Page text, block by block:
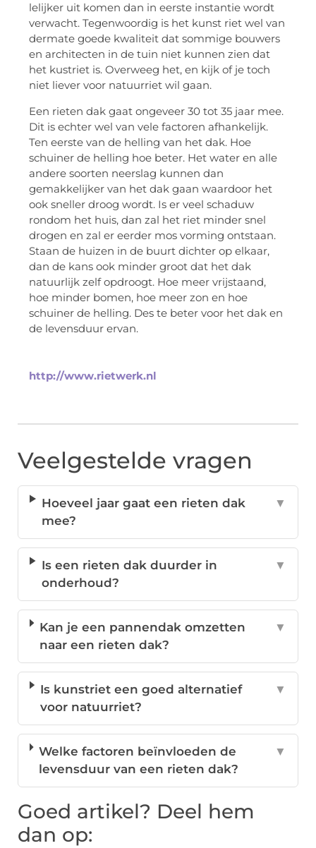
lelijker uit komen dan in eerste instantie wordt
verwacht. Tegenwoordig is het kunst riet wel van
dermate goede kwaliteit dat sommige bouwers
en architecten in de tuin niet kunnen zien dat
het kustriet is. Overweeg het, en kijk of je toch
niet liever voor natuurriet wil gaan.
Een rieten dak gaat ongeveer 30 tot 35 jaar mee.
Dit is echter wel van vele factoren afhankelijk.
Ten eerste van de helling van het dak. Hoe
schuiner de helling hoe beter. Het water en alle
andere soorten neerslag kunnen dan
gemakkelijker van het dak gaan waardoor het
ook sneller droog wordt. Is er veel schaduw
rondom het huis, dan zal het riet minder snel
drogen en zal er eerder mos vorming ontstaan.
Staan de huizen in de buurt dichter op elkaar,
dan de kans ook minder groot dat het dak
natuurlijk zelf opdroogt. Hoe meer vrijstaand,
hoe minder bomen, hoe meer zon en hoe
schuiner de helling. Des te beter voor het dak en
de levensduur ervan.
http://www.rietwerk.nl
Veelgestelde vragen
Hoeveel jaar gaat een rieten dak
mee?
▼
Is een rieten dak duurder in
onderhoud?
▼
Kan je een pannendak omzetten
naar een rieten dak?
▼
Is kunstriet een goed alternatief
voor natuurriet?
▼
Welke factoren beïnvloeden de
levensduur van een rieten dak?
▼
Goed artikel? Deel hem
dan op: